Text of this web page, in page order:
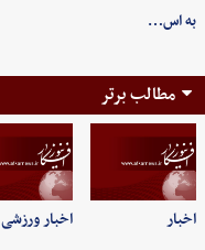
به اس…
مطالب برتر
اخبار اخبار ورزشی